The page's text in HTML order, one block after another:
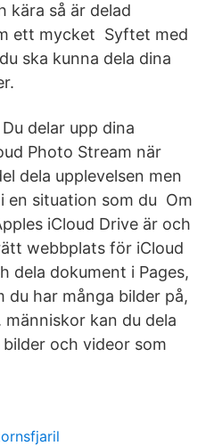
kära så är delad
ett mycket Syftet med
ska kunna dela dina
delar upp dina
Photo Stream när
dela upplevelsen men
en situation som du Om
iCloud Drive är och
webbplats för iCloud
dela dokument i Pages,
du har många bilder på,
kan du dela
och videor som